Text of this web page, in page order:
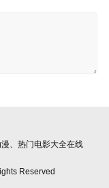
、热门电影大全在线
Reserved